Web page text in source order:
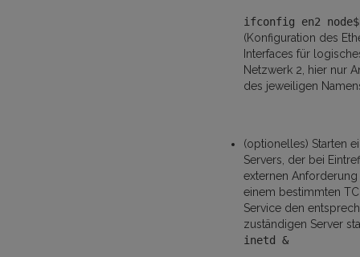
ifconfig en2
(Konfiguration des
Interfaces für
Netzwerk 2, hier nur
des jeweiligen
(optionelles) Starten
Servers, der bei
externen Anforderung
einem bestimmten
Service den
zuständigen Server
inetd &